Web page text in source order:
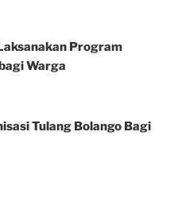
Program
Warga
Tulang Bolango Bagi